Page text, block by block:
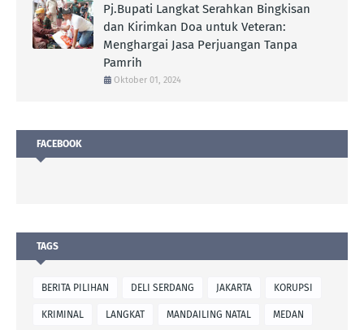
Pj.Bupati Langkat Serahkan Bingkisan
dan Kirimkan Doa untuk Veteran:
Menghargai Jasa Perjuangan Tanpa
Pamrih
Oktober 01, 2024
FACEBOOK
TAGS
BERITA PILIHAN DELI SERDANG JAKARTA KORUPSI
KRIMINAL LANGKAT MANDAILING NATAL MEDAN